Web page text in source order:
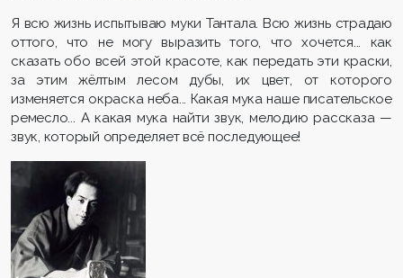
Я всю жизнь испытываю муки Тантала. Всю жизнь страдаю
оттого, что не могу выразить того, что хочется... как
сказать обо всей этой красоте, как передать эти краски,
за этим жёлтым лесом дубы, их цвет, от которого
изменяется окраска неба... Какая мука наше писательское
ремесло... А какая мука найти звук, мелодию рассказа —
звук, который определяет всё последующее!